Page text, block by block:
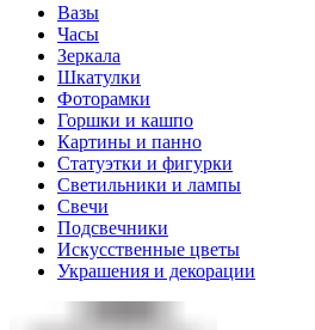
Вазы
Часы
Зеркала
Шкатулки
Фоторамки
Горшки и кашпо
Картины и панно
Статуэтки и фигурки
Светильники и лампы
Свечи
Подсвечники
Искусственные цветы
Украшения и декорации